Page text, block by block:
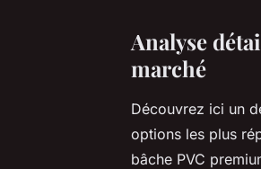
Analyse
marché
Découvrez ici un
options les plus
bâche PVC